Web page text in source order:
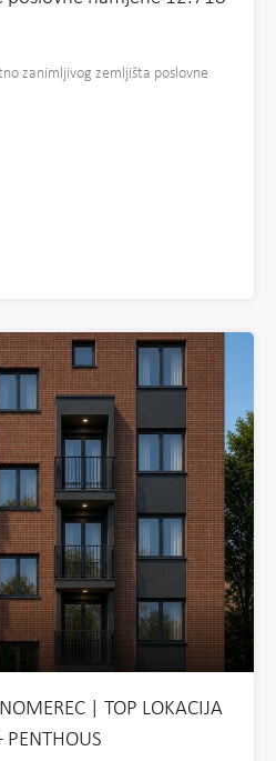
zanimljivog zemljišta poslovne
| TOP LOKACIJA
PENTHOUS